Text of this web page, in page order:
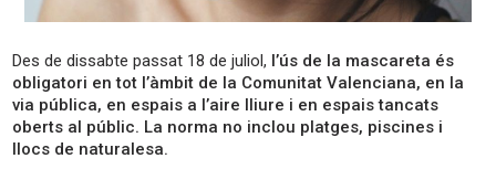
Des de dissabte passat 18 de juliol, l’ús de la mascareta és
obligatori en tot l’àmbit de la Comunitat Valenciana, en la
via pública, en espais a l’aire lliure i en espais tancats
oberts al públic. La norma no inclou platges, piscines i
llocs de naturalesa.